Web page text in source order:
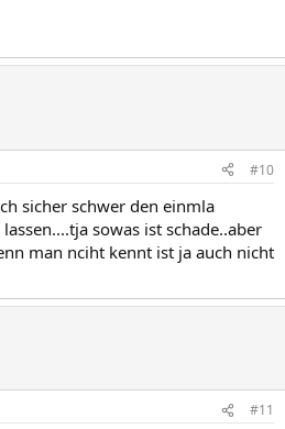
#10
sicher schwer den einmla
sowas ist schade..aber
man nciht kennt ist ja auch nicht
#11